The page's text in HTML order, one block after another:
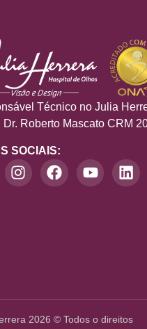
Técnico no Julia
Dr. Roberto Mascato CRM
SOCIAIS:
2026 © Todos o direitos